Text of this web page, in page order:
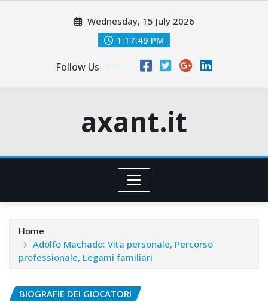
Wednesday, 15 July 2026
1:17:51 PM
Follow Us
axant.it
Home
Adolfo Machado: Vita personale, Percorso
professionale, Legami familiari
BIOGRAFIE DEI GIOCATORI